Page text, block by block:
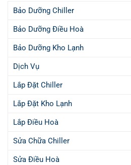
Bảo Dưỡng Chiller
Bảo Dưỡng Điều Hoà
Bảo Dưỡng Kho Lạnh
Dịch Vụ
Lắp Đặt Chiller
Lắp Đặt Kho Lạnh
Lắp Điều Hoà
Sửa Chữa Chiller
Sửa Điều Hoà